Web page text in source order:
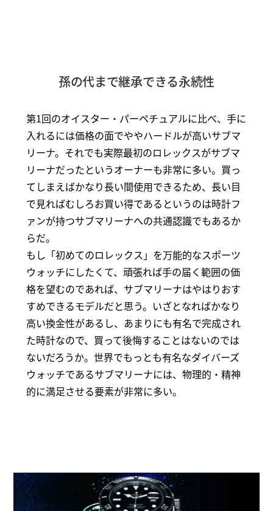
孫の代まで継承できる永続性
第1回のオイスター・パーペチュアルに比べ、手に
入れるには価格の面でややハードルが高いサブマ
リーナ。それでも実際最初のロレックスがサブマ
リーナだったというオーナーも非常に多い。買っ
てしまえばかなり長い間使用できるため、長い目
で見ればむしろお買い得であるというのは時計フ
ァンが持つサブマリーナへの共通認識でもあるか
らだ。
もし「初めてのロレックス」を万能的なスポーツ
ウォッチにしたくて、頑張れば手の届く範囲の価
格を望むのであれば、サブマリーナはやはりおす
すめできるモデルだと思う。いざとなればかなり
高い換金性があるし、あまりにも有名で完成され
た時計なので、買って後悔することはないのでは
ないだろうか。世界でもっとも有名なダイバーズ
ウォッチであるサブマリーナには、物理的・精神
的に満足させる要素が非常に多い。